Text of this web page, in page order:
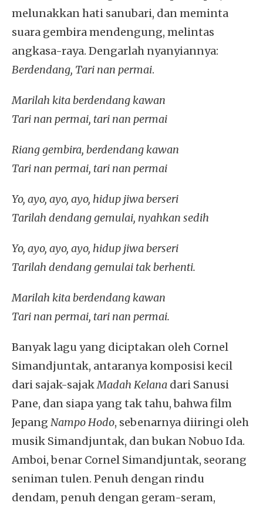
melunakkan hati sanubari, dan meminta
suara gembira mendengung, melintas
angkasa-raya. Dengarlah nyanyiannya:
Berdendang, Tari nan permai.
Marilah kita berdendang kawan
Tari nan permai, tari nan permai
Riang gembira, berdendang kawan
Tari nan permai, tari nan permai
Yo, ayo, ayo, ayo, hidup jiwa berseri
Tarilah dendang gemulai, nyahkan sedih
Yo, ayo, ayo, ayo, hidup jiwa berseri
Tarilah dendang gemulai tak berhenti.
Marilah kita berdendang kawan
Tari nan permai, tari nan permai.
Banyak lagu yang diciptakan oleh Cornel
Simandjuntak, antaranya komposisi kecil
dari sajak-sajakMadah Kelana dari Sanusi
Pane, dan siapa yang tak tahu, bahwa film
Jepang Nampo Hodo, sebenarnya diiringi oleh
musik Simandjuntak, dan bukan Nobuo Ida.
Amboi, benar Cornel Simandjuntak, seorang
seniman tulen. Penuh dengan rindu
dendam, penuh dengan geram-seram,